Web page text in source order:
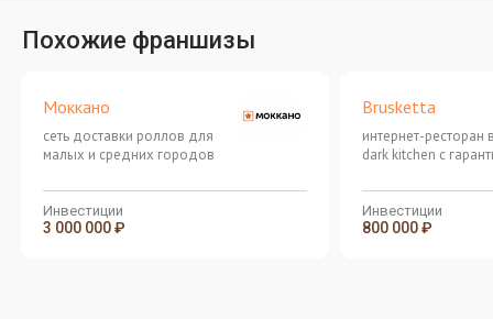
Похожие франшизы
Моккано
сеть доставки роллов для
малых и средних городов
Инвестиции
3 000 000 ₽
Brusketta
интернет-ресторан
dark kitchen с
Меню опробовано
городах
Инвестиции
800 000 ₽